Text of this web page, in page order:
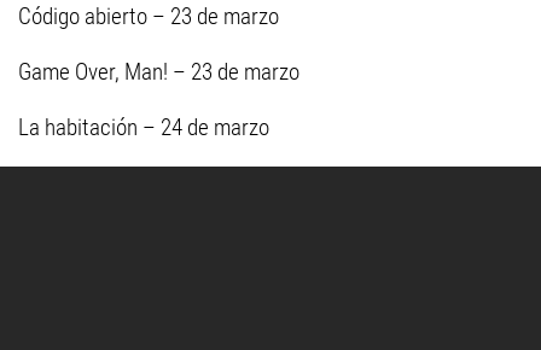
Código abierto – 23 de marzo
Game Over, Man! – 23 de marzo
La habitación – 24 de marzo